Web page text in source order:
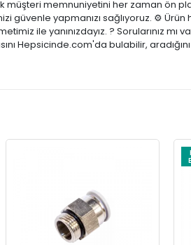
müşteri memnuniyetini her zaman ön
güvenle yapmanızı sağlıyoruz. ⚙️ Ürün
ile yanınızdayız. ? Sorularınız mı
Hepsicinde.com'da bulabilir,